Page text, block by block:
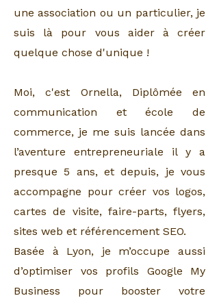
une association ou un particulier, je
suis là pour vous aider à créer
quelque chose d'unique !
Moi, c'est Ornella, Diplômée en
communication et école de
commerce, je me suis lancée dans
l’aventure entrepreneuriale il y a
presque 5 ans, et depuis, je vous
accompagne pour créer vos logos,
cartes de visite, faire-parts, flyers,
sites web et référencement SEO.
Basée à Lyon, je m’occupe aussi
d’optimiser vos profils Google My
Business pour booster votre